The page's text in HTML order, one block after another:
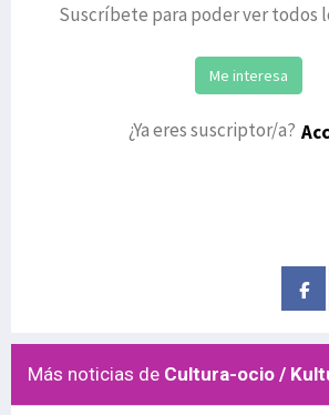
Suscríbete para poder ver todos
Me interesa
¿Ya eres suscriptor/a?
Más noticias de Cultura-ocio /